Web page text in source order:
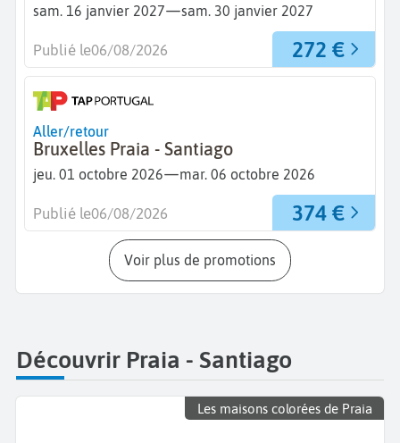
sam. 16 janvier 2027—sam. 30 janvier 2027
272 €
Publié le06/08/2026
Aller/retour
Bruxelles Praia - Santiago
jeu. 01 octobre 2026—mar. 06 octobre 2026
374 €
Publié le06/08/2026
Voir plus de promotions
Découvrir Praia - Santiago
Les maisons colorées de Praia